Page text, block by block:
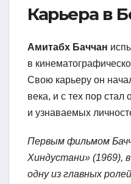
Карьера в
Амитабх Баччан
в
Свою карьеру он
века, и с тех пор
и узнаваемых
Первым фильмом
Хиндустани» (1969),
одну из главных